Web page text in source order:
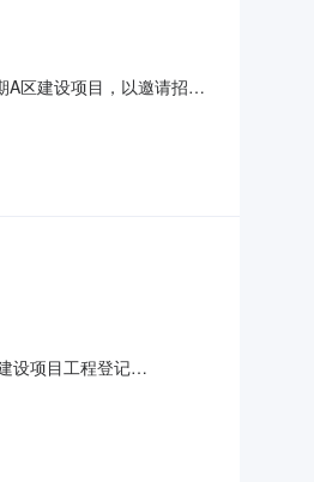
A区建设项目，以邀请招标
地下室工程
设项目工程登记